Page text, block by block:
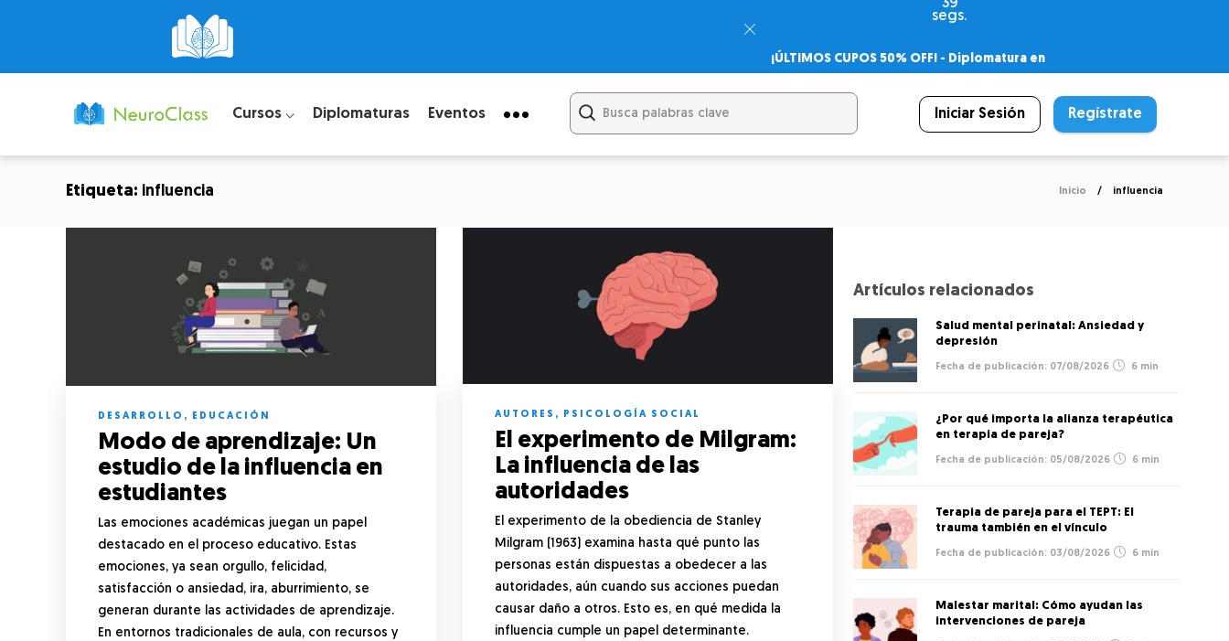
39
segs.
¡ÚLTIMOS CUPOS 50% OFF! - Diplomatura en
– Certificado Universitario
Cursos ⌵ Diplomaturas Eventos Iniciar Sesión Regístrate
Etiqueta: influencia Inicio influencia
DESARROLLO , EDUCACIÓN
Modo de aprendizaje: Un
estudio de la influencia en
estudiantes
Las emociones académicas juegan un papel
destacado en el proceso educativo. Estas
emociones, ya sean orgullo, felicidad,
satisfacción o ansiedad, ira, aburrimiento, se
generan durante las actividades de aprendizaje.
En entornos tradicionales de aula, con recursos y
AUTORES , PSICOLOGÍA SOCIAL
El experimento de Milgram:
La influencia de las
autoridades
El experimento de la obediencia de Stanley
Milgram (1963) examina hasta qué punto las
personas están dispuestas a obedecer a las
autoridades, aún cuando sus acciones puedan
causar daño a otros. Esto es, en qué medida la
influencia cumple un papel determinante.
Artículos relacionados
Salud mental perinatal: Ansiedad y
depresión
07/08/2026 6 min
¿Por qué importa la alianza terapéutica
en terapia de pareja?
05/08/2026 6 min
Terapia de pareja para el TEPT: El
trauma también en el vínculo
03/08/2026 6 min
Malestar marital: Cómo ayudan las
intervenciones de pareja